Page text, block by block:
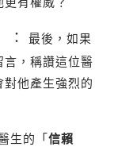
：
最後，如果
言，稱讚這位醫
他產生強烈的
生的「信賴